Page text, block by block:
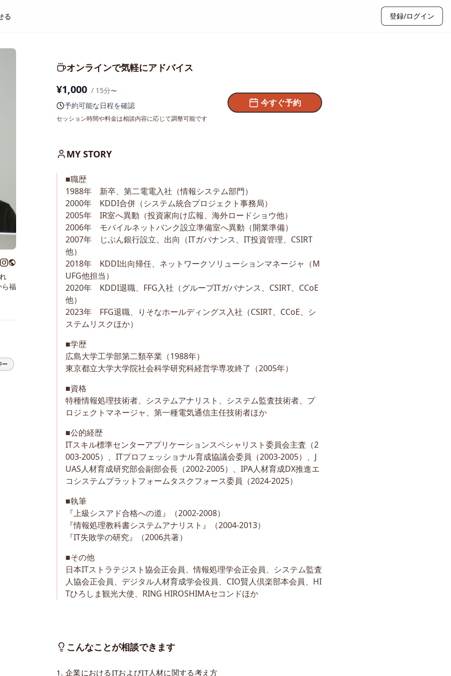
る 登録/ログイン
ら福
ー
オンラインで気軽にアドバイス
¥1,000 / 15分〜
予約可能な日程を確認
セッション時間や料金は相談内容に応じて調整可能です
今すぐ予約
MY STORY
■職歴
1988年　新卒、第二電電入社（情報システム部門）
2000年　KDDI合併（システム統合プロジェクト事務局）
2005年　IR室へ異動（投資家向け広報、海外ロードショウ他）
2006年　モバイルネットバンク設立準備室へ異動（開業準備）
2007年　じぶん銀行設立、出向（ITガバナンス、IT投資管理、CSIRT
他）
2018年　KDDI出向帰任、ネットワークソリューションマネージャ（M
UFG他担当）
2020年　KDDI退職、FFG入社（グループITガバナンス、CSIRT、CCoE
他）
2023年　FFG退職、りそなホールディングス入社（CSIRT、CCoE、シ
ステムリスクほか）
■学歴
広島大学工学部第二類卒業（1988年）
東京都立大学大学院社会科学研究科経営学専攻終了（2005年）
■資格
特種情報処理技術者、システムアナリスト、システム監査技術者、プ
ロジェクトマネージャ、第一種電気通信主任技術者ほか
■公的経歴
ITスキル標準センターアプリケーションスペシャリスト委員会主査（2
003-2005）、ITプロフェッショナル育成協議会委員（2003-2005）、J
UAS人材育成研究部会副部会長（2002-2005）、IPA人材育成DX推進エ
コシステムプラットフォームタスクフォース委員（2024-2025）
■執筆
『上級シスアド合格への道』（2002-2008）
『情報処理教科書システムアナリスト』（2004-2013）
『IT失敗学の研究』（2006共著）
■その他
日本ITストラテジスト協会正会員、情報処理学会正会員、システム監査
人協会正会員、デジタル人材育成学会役員、CIO賢人倶楽部本会員、HI
Tひろしま観光大使、RING HIROSHIMAセコンドほか
こんなことが相談できます
1. 企業におけるITおよびIT人材に関する考え方